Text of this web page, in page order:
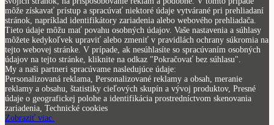
môže získavať prístup a spracúvať niektoré údaje vytvárané pri prehliadaní
stránok, napríklad identifikátory zariadenia alebo webového prehliadača.
Tieto údaje môžu mať povahu osobných údajov. Vaše nastavenia a súhlasy
môžete kedykoľvek upraviť alebo zmeniť v pravidlách ochrany súkromia na
tejto webovej stránke. V prípade, ak nesúhlasíte so spracúvaním osobných
údajov na tejto stránke, kliknite na odkaz "Pokračovať bez súhlasu".
My a naši partneri spracúvame nasledujúce údaje:
Personalizovaná reklama, Personalizované reklamy a obsah, meranie
reklamy a obsahu, štatistiky cieľových skupín a vývoj produktov, Presné
údaje o geografickej polohe a identifikácia prostredníctvom skenovania
zariadenia, Technické cookies
Zobraziť viac.